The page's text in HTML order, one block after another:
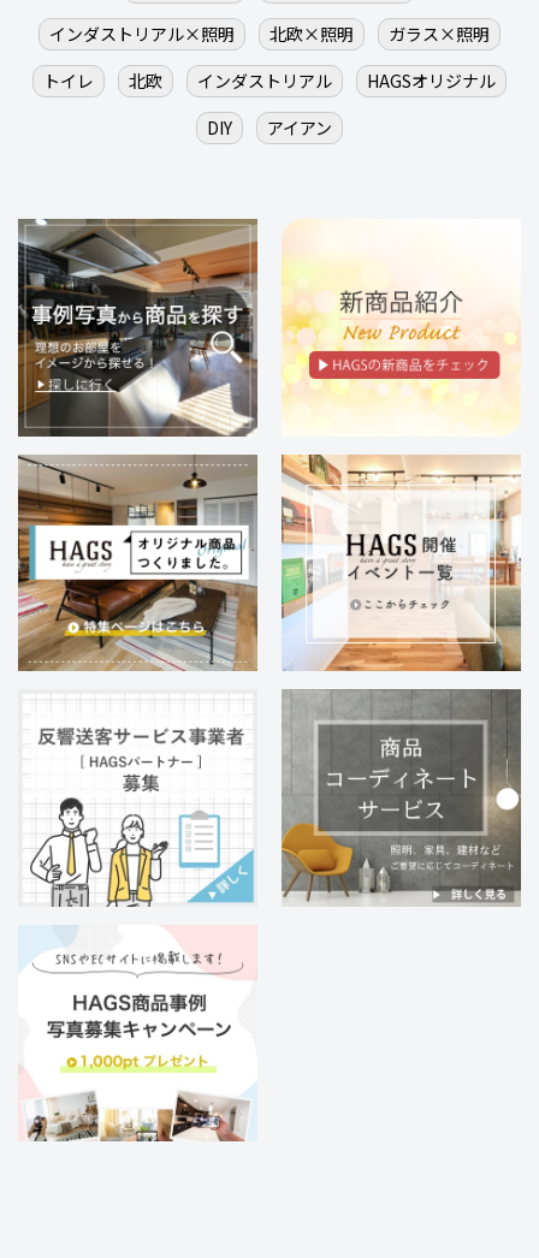
インダストリアル×照明
北欧×照明
ガラス×照明
トイレ
北欧 インダストリアル
HAGSオリジナル
DIY
アイアン